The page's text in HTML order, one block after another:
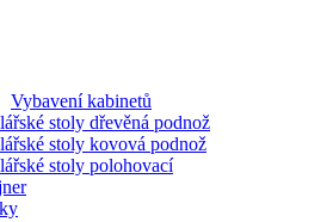
Vybavení kabinetů
stoly dřevěná podnož
stoly kovová podnož
stoly polohovací